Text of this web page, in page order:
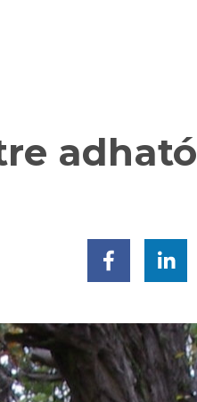
adható